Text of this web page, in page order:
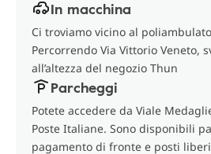
In macchina
Ci troviamo vicino al
Percorrendo Via Vittorio Veneto,
all’altezza del negozio Thun
Parcheggi
Potete accedere da Viale
Poste Italiane. Sono disponibili
pagamento di fronte e posti